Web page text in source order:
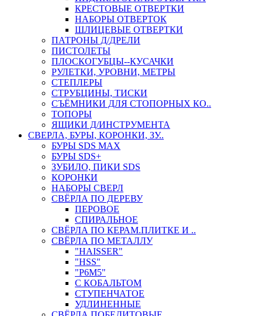
КРЕСТОВЫЕ ОТВЕРТКИ
НАБОРЫ ОТВЕРТОК
ШЛИЦЕВЫЕ ОТВЕРТКИ
ПАТРОНЫ Д/ДРЕЛИ
ПИСТОЛЕТЫ
ПЛОСКОГУБЦЫ--КУСАЧКИ
РУЛЕТКИ, УРОВНИ, МЕТРЫ
СТЕПЛЕРЫ
СТРУБЦИНЫ, ТИСКИ
СЪЁМНИКИ ДЛЯ СТОПОРНЫХ КО..
ТОПОРЫ
ЯЩИКИ Д/ИНСТРУМЕНТА
СВЕРЛА, БУРЫ, КОРОНКИ, ЗУ..
БУРЫ SDS MAX
БУРЫ SDS+
ЗУБИЛО, ПИКИ SDS
КОРОНКИ
НАБОРЫ СВЕРЛ
СВЁРЛА ПО ДЕРЕВУ
ПЕРОВОЕ
СПИРАЛЬНОЕ
СВЁРЛА ПО КЕРАМ.ПЛИТКЕ И ..
СВЁРЛА ПО МЕТАЛЛУ
"HAISSER"
"HSS"
"Р6М5"
С КОБАЛЬТОМ
СТУПЕНЧАТОЕ
УДЛИНЕННЫЕ